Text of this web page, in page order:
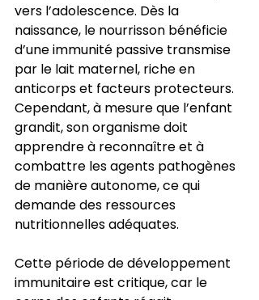
vers l’adolescence. Dès la
naissance, le nourrisson bénéficie
d’une immunité passive transmise
par le lait maternel, riche en
anticorps et facteurs protecteurs.
Cependant, à mesure que l’enfant
grandit, son organisme doit
apprendre à reconnaître et à
combattre les agents pathogènes
de manière autonome, ce qui
demande des ressources
nutritionnelles adéquates.
Cette période de développement
immunitaire est critique, car le